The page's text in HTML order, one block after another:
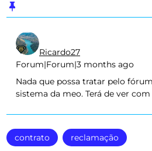
Ricardo27
Forum|Forum|3 months ago
Nada que possa tratar pelo
sistema da meo. Terá de ver
contrato reclamação